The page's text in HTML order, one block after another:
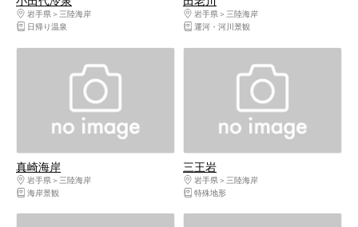
岩手県
三陸海岸
日帰り温泉
岩手県
三陸海岸
運河・河川景観
真崎海岸
岩手県
三陸海岸
海岸景観
三王岩
岩手県
三陸海岸
特殊地形